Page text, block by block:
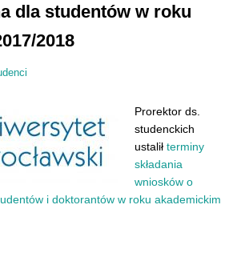
dla studentów w roku
2018
Prorektor ds.
studenckich
ustalił terminy
składania
wniosków o
i doktorantów w roku akademickim